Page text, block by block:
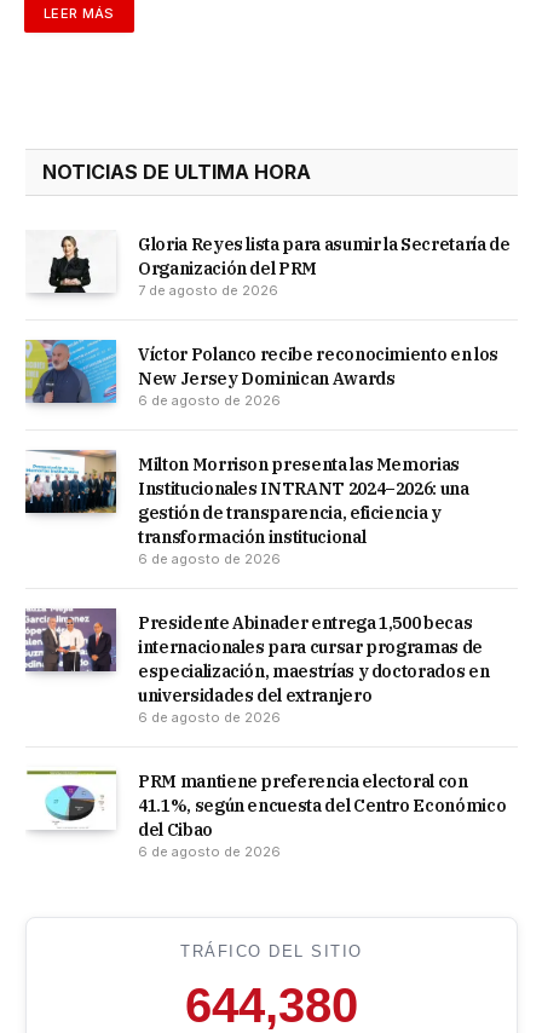
LEER MÁS
NOTICIAS DE ULTIMA HORA
Gloria Reyes lista para asumir la Secretaría de
Organización del PRM
7 de agosto de 2026
Víctor Polanco recibe reconocimiento en los
New Jersey Dominican Awards
6 de agosto de 2026
Milton Morrison presenta las Memorias
Institucionales INTRANT 2024–2026: una
gestión de transparencia, eficiencia y
transformación institucional
6 de agosto de 2026
Presidente Abinader entrega 1,500 becas
internacionales para cursar programas de
especialización, maestrías y doctorados en
universidades del extranjero
6 de agosto de 2026
PRM mantiene preferencia electoral con
41.1%, según encuesta del Centro Económico
del Cibao
6 de agosto de 2026
TRÁFICO DEL SITIO
644,380